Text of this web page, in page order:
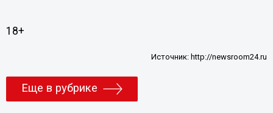
18+
Источник: http://newsroom24.ru
Еще в рубрике